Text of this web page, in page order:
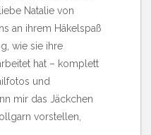
Natalie von
an ihrem Häkelspaß
wie sie ihre
hat – komplett
und
mir das Jäckchen
vorstellen,